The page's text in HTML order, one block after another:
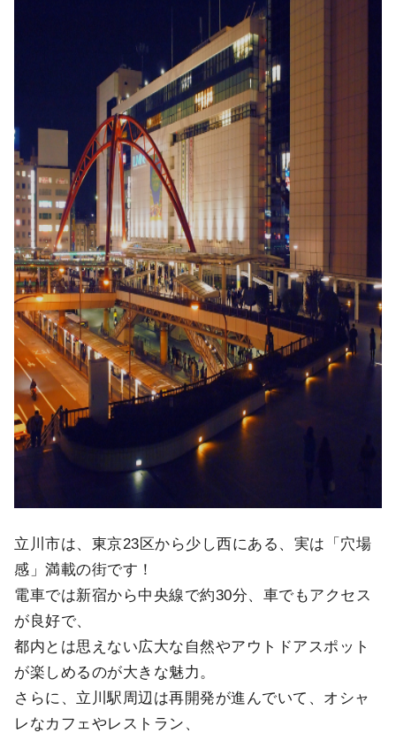
立川市は、東京23区から少し西にある、実は「穴場
感」満載の街です！
電車では新宿から中央線で約30分、車でもアクセス
が良好で、
都内とは思えない広大な自然やアウトドアスポット
が楽しめるのが大きな魅力。
さらに、立川駅周辺は再開発が進んでいて、オシャ
レなカフェやレストラン、